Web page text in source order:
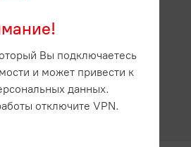
Вы подключаетесь
и может привести к
данных.
отключите VPN.